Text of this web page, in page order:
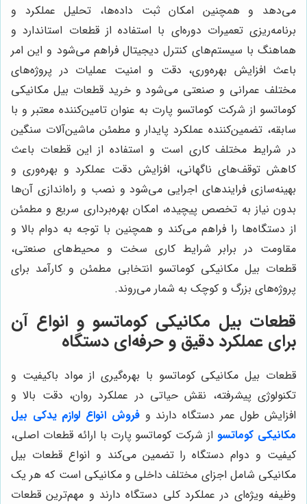
می‌دهد و همچنین امکان ثبت داده‌ها، تحلیل عملکرد و
برنامه‌ریزی تعمیرات دوره‌ای با استفاده از قطعات استاندارد و
هماهنگ با سیستم‌های کنترل دیجیتال فراهم می‌شود و این امر
باعث افزایش بهره‌وری، دقت و امنیت عملیات در پروژه‌های
مختلف عمرانی و صنعتی می‌شود و خرید قطعات بیل مکانیکی
کوماتسو از شرکت کوماتسو پارت به عنوان تامین‌کننده معتبر و با
سابقه، تضمین‌کننده عملکرد پایدار و مطمئن ماشین‌آلات سنگین
در شرایط مختلف کاری است و استفاده از این قطعات باعث
کاهش توقف‌های ناگهانی، افزایش دقت عملکرد و بهره‌وری و
بهینه‌سازی فرایندهای اجرایی می‌شود و نصب و راه‌اندازی آن‌ها
بدون نیاز به تخصص پیچیده، امکان بهره‌برداری سریع و مطمئن
از دستگاه‌ها را فراهم می‌کند و همچنین با توجه به دوام بالا و
مقاومت در برابر شرایط کاری سخت و محیط‌های صنعتی،
قطعات بیل مکانیکی کوماتسو انتخابی مطمئن و کارآمد برای
پروژه‌های بزرگ و کوچک به شمار می‌روند.
قطعات بیل مکانیکی کوماتسو و انواع آن
برای عملکرد دقیق و حرفه‌ای دستگاه
قطعات بیل مکانیکی کوماتسو با بهره‌گیری از مواد باکیفیت و
تکنولوژی پیشرفته، نقش حیاتی در عملکرد روان، دقت بالا و
افزایش طول عمر دستگاه دارند وفروش انواع لوازم یدکی بیل
مکانیکی کوماتسو از شرکت کوماتسو پارت با ارائه قطعات اصلی،
کیفیت و دوام دستگاه را تضمین می‌کند و انواع قطعات بیل
مکانیکی شامل اجزای مختلف داخلی و مکانیکی است که هر یک
وظیفه ویژه‌ای در عملکرد کلی دستگاه دارند و مهم‌ترین قطعات